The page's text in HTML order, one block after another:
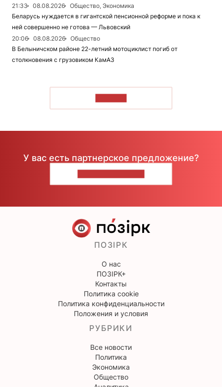
21:33
08.08.2026
Общество, Экономика
Беларусь нуждается в гигантской пенсионной реформе и пока к
ней совершенно не готова — Львовский
20:06
08.08.2026
Общество
В Белыничском районе 22-летний мотоциклист погиб от
столкновения с грузовиком КамАЗ
У вас есть партнерское предложение?
ПОЗІРК
О нас
ПОЗІРК+
Контакты
Политика cookie
Политика конфиденциальности
Положения и условия
РУБРИКИ
Все новости
Политика
Экономика
Общество